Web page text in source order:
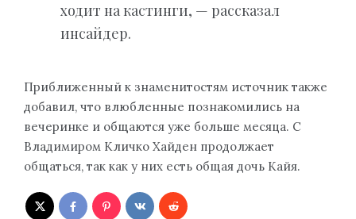
ходит на кастинги, — рассказал
инсайдер.
Приближенный к знаменитостям источник также
добавил, что влюбленные познакомились на
вечеринке и общаются уже больше месяца. С
Владимиром Кличко Хайден продолжает
общаться, так как у них есть общая дочь Кайя.